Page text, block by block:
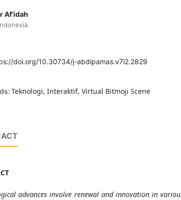
Af’idah
doi.org/10.30734/j-abdipamas.v7i2.2829
Teknologi, Interaktif, Virtual Bitmoji Scene
advances involve renewal and innovation in